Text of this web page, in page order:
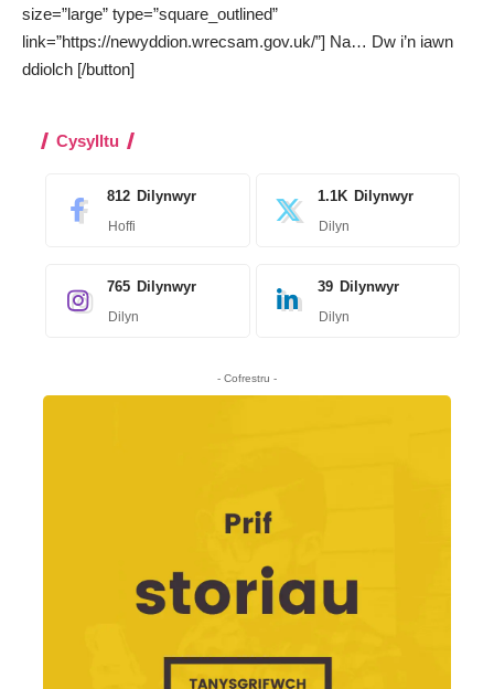
size=”large” type=”square_outlined”
link=”https://newyddion.wrecsam.gov.uk/”] Na… Dw i’n iawn
ddiolch [/button]
Cysylltu
812 Dilynwyr
Hoffi
1.1K Dilynwyr
Dilyn
765 Dilynwyr
Dilyn
39 Dilynwyr
Dilyn
- Cofrestru -